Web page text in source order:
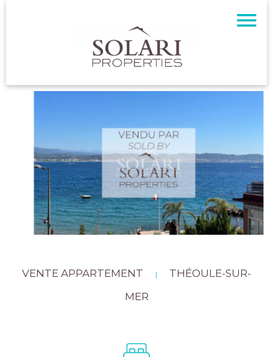
VENTE APPARTEMENT |
THÉOULE-SUR-
MER